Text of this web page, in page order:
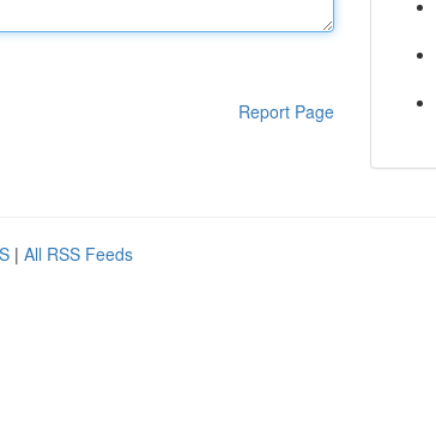
Report Page
| All RSS Feeds